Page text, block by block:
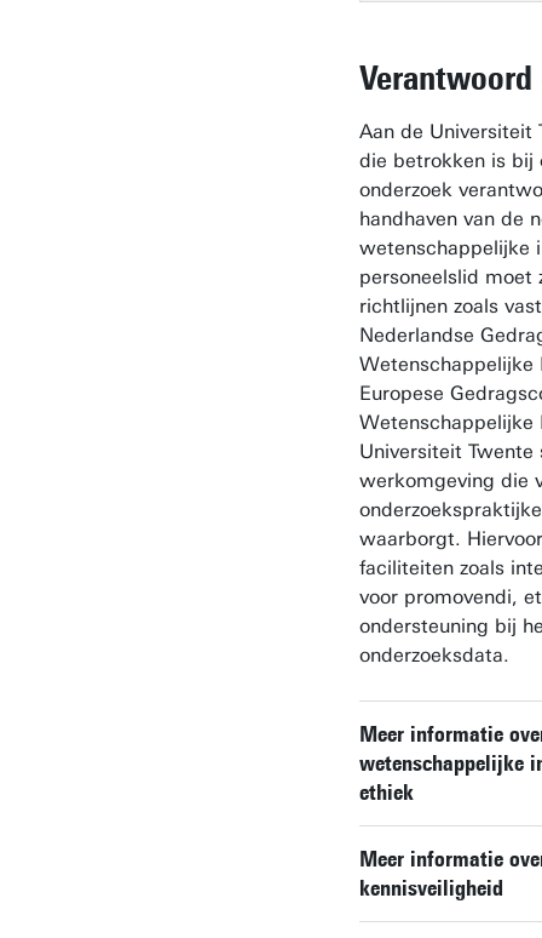
Verantwoord
Aan de Universiteit
die betrokken is bij
onderzoek
handhaven van de
wetenschappelijke
personeelslid moet
richtlijnen zoals
Nederlandse
Europese
Universiteit
werkomgeving die
waarborgt.
faciliteiten zoals
voor promovendi,
ondersteuning bij
onderzoeksdata.
Meer informatie
wetenschappelijke
ethiek
Meer informatie
kennisveiligheid